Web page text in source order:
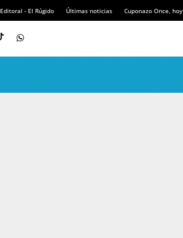
Editoral - El Rúgido Últimas noticias Cuponazo Once, hoy